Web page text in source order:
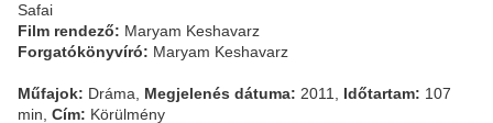
Safai
Film rendező: Maryam Keshavarz
Forgatókönyvíró: Maryam Keshavarz
Műfajok: Dráma, Megjelenés dátuma: 2011, Időtartam: 107
min, Cím: Körülmény